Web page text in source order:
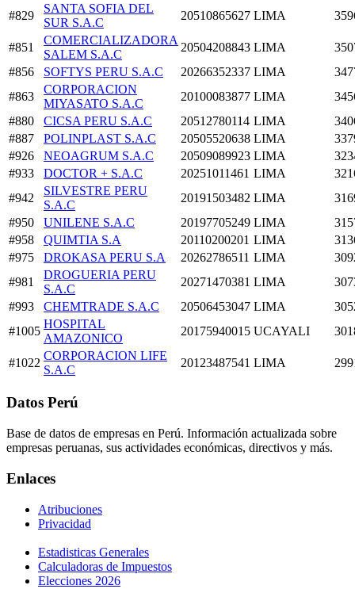
#829
SANTA SOFIA DEL
SUR S.A.C
20510865627 LIMA
#851
COMERCIALIZADORA
SALEM S.A.C
20504208843 LIMA
#856
SOFTYS PERU S.A.C 20266352337 LIMA
#863
CORPORACION
MIYASATO S.A.C
20100083877 LIMA
#880
CICSA PERU S.A.C 20512780114 LIMA
#887
POLINPLAST S.A.C 20505520638 LIMA
#926
NEOAGRUM S.A.C 20509089923 LIMA
#933
DOCTOR + S.A.C 20251011461 LIMA
#942
SILVESTRE PERU
S.A.C
20191503482 LIMA
#950
UNILENE S.A.C 20197705249 LIMA
#958
QUIMTIA S.A 20110200201 LIMA
#975
DROKASA PERU S.A 20262786511 LIMA
#981
DROGUERIA PERU
S.A.C
20271470381 LIMA
#993
CHEMTRADE S.A.C 20506453047 LIMA
#1005
HOSPITAL
AMAZONICO
20175940015 UCAYALI
#1022
CORPORACION LIFE
S.A.C
20123487541 LIMA
Datos Perú
Base de datos de empresas en Perú. Información actualizada sobre
empresas peruanas, sus actividades económicas, directivos y más.
Enlaces
Atribuciones
Privacidad
Estadisticas Generales
Calculadoras de Impuestos
Elecciones 2026